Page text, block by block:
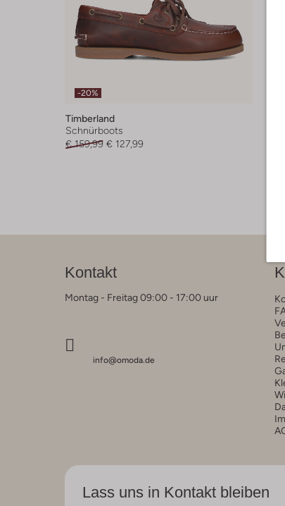
-20%
Timberland
Schnürboots
€ 159,99 € 127,99
Kontakt
Montag - Freitag 09:00 - 17:00 uur
info@omoda.de
Lass uns in Kontakt bleiben